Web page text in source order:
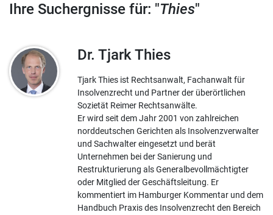
Ihre Suchergnisse für: "Thies"
Dr. Tjark Thies
Tjark Thies ist Rechtsanwalt, Fachanwalt für
Insolvenzrecht und Partner der überörtlichen
Sozietät Reimer Rechtsanwälte.
Er wird seit dem Jahr 2001 von zahlreichen
norddeutschen Gerichten als Insolvenzverwalter
und Sachwalter eingesetzt und berät
Unternehmen bei der Sanierung und
Restrukturierung als Generalbevollmächtigter
oder Mitglied der Geschäftsleitung. Er
kommentiert im Hamburger Kommentar und dem
Handbuch Praxis des Insolvenzrecht den Bereich